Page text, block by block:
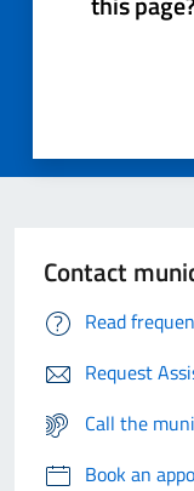
Contact
Read
Request
Call the
Book an